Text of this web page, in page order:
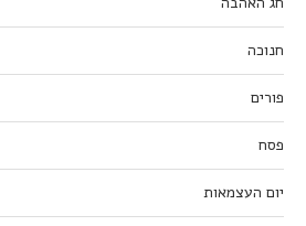
חנוכה
פורים
פסח
יום העצמאות